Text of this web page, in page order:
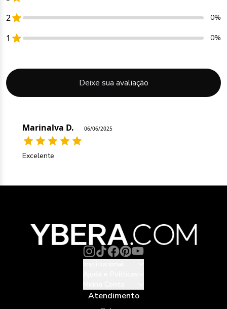
2 0%
1 0%
Deixe sua avaliação
Marinalva D. 06/06/2025
Excelente
Atendimento